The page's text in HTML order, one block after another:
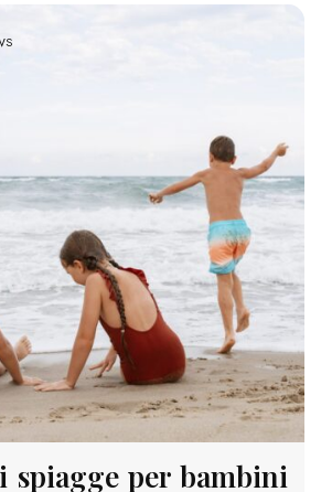
per bambini